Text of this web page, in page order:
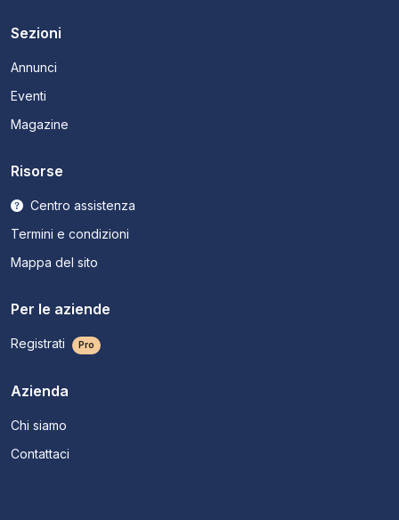
Sezioni
Annunci
Eventi
Magazine
Risorse
Centro assistenza
Termini e condizioni
Mappa del sito
Per le aziende
Registrati Pro
Azienda
Chi siamo
Contattaci